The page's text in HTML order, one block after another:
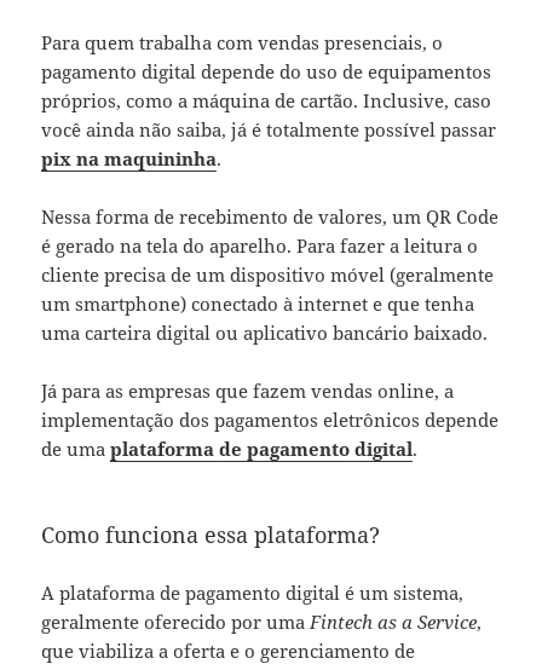
Para quem trabalha com vendas presenciais, o
pagamento digital depende do uso de equipamentos
próprios, como a máquina de cartão. Inclusive, caso
você ainda não saiba, já é totalmente possível passar
pix na maquininha.
Nessa forma de recebimento de valores, um QR Code
é gerado na tela do aparelho. Para fazer a leitura o
cliente precisa de um dispositivo móvel (geralmente
um smartphone) conectado à internet e que tenha
uma carteira digital ou aplicativo bancário baixado.
Já para as empresas que fazem vendas online, a
implementação dos pagamentos eletrônicos depende
de umaplataforma de pagamento digital.
Como funciona essa plataforma?
A plataforma de pagamento digital é um sistema,
geralmente oferecido por uma Fintech as a Service,
que viabiliza a oferta e o gerenciamento de